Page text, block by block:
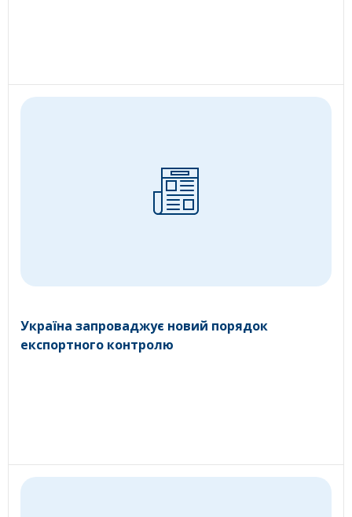
Україна запроваджує новий порядок
експортного контролю